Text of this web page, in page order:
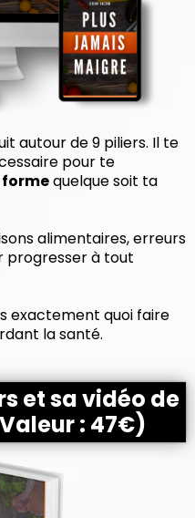
autour de 9 piliers. Il te
pour te
formequelque soit ta
alimentaires, erreurs
progresser à tout
exactement quoi faire
la santé.
et sa vidéo de
: 47€)